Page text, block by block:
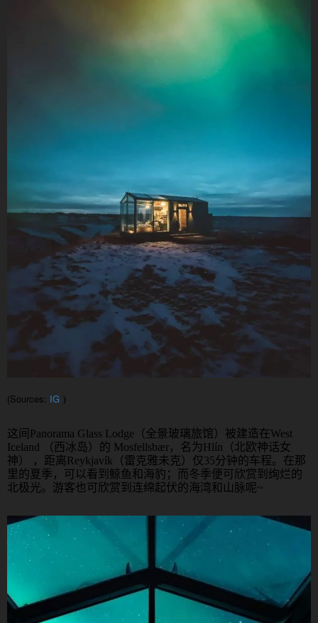
(Sources: IG )
这间 Panorama Glass Lodge （全景玻璃旅馆）被建造在West
Iceland
（西冰岛）的 Mosfellsbær，名为Hlín （北欧神话女
神） ，距离Reykjavík （雷克雅未克）仅35分钟的车程。在那
里的夏季，可以看到鲸鱼和海豹；而冬季便可欣赏到绚烂的
北极光。游客也可欣赏到连绵起伏的海湾和山脉呢~